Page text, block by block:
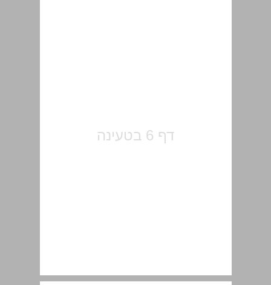
פוליטיקה ... 7